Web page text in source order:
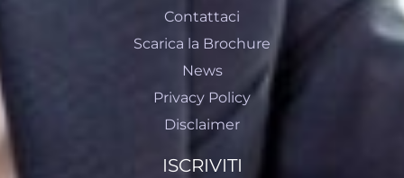
Contattaci
Scarica la Brochure
News
Privacy Policy
Disclaimer
ISCRIVITI